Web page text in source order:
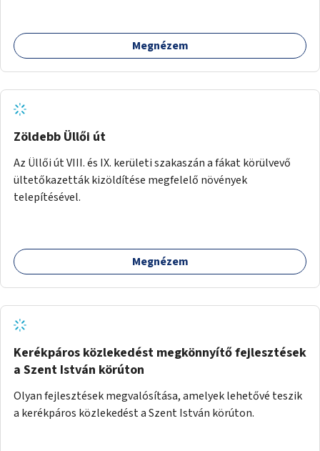
Megnézem
Zöldebb Üllői út
Az Üllői út VIII. és IX. kerületi szakaszán a fákat körülvevő
ültetőkazetták kizöldítése megfelelő növények
telepítésével.
Megnézem
Kerékpáros közlekedést megkönnyítő fejlesztések
a Szent István körúton
Olyan fejlesztések megvalósítása, amelyek lehetővé teszik
a kerékpáros közlekedést a Szent István körúton.